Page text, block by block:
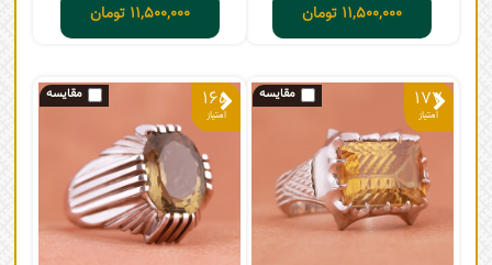
11,500,000 تومان 11,500,000 تومان
177
165